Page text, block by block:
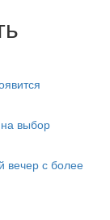
выбор
вечер с более